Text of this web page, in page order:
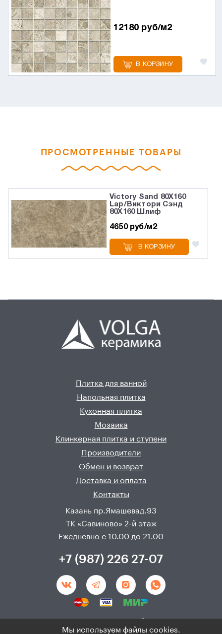
12180 руб/м2
В КОРЗИНУ
ПРОСМОТРЕННЫЕ ТОВАРЫ
Victory Sand 80X160
Lap/Виктори Сэнд
80X160 Шлиф
4650 руб/м2
В КОРЗИНУ
Плитка для ванной
Напольная плитка
Кухонная плитка
Мозаика
Клинкерная плитка и ступени
Производители
Обмен и возврат
Доставка и оплата
Контакты
Казань пр.Ямашевад.93
ТК «Савиново» 2-й этаж
Ежедневно с 10.00 до 21.00
+7 (987) 226 27-07
Мы используем файлы cookies.